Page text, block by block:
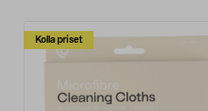
Kolla priset